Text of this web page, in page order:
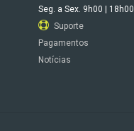
Seg. a Sex. 9h00 | 18h00
Suporte
Pagamentos
Notícias